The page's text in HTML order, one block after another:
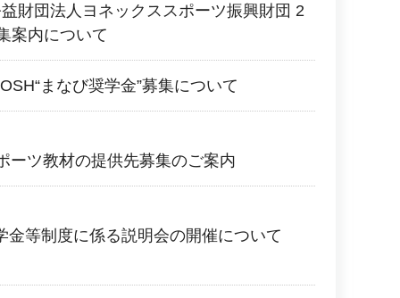
財団法人ヨネックススポーツ振興財団 2
案内について
まなび奨学金”募集について
ーツ教材の提供先募集のご案内
金等制度に係る説明会の開催について